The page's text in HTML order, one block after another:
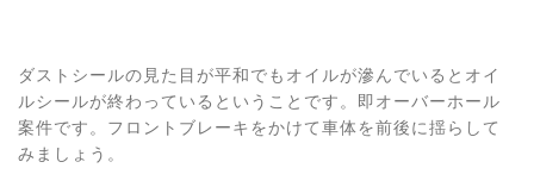
ダストシールの見た目が平和でもオイルが滲んでいるとオイ
ルシールが終わっているということです。即オーバーホール
案件です。フロントブレーキをかけて車体を前後に揺らして
みましょう。